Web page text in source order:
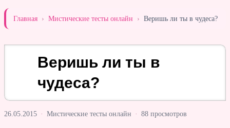
Главная › Мистические тесты онлайн › Веришь ли ты в чудеса?
Веришь ли ты в
чудеса?
26.05.2015 · Мистические тесты онлайн · 88 просмотров